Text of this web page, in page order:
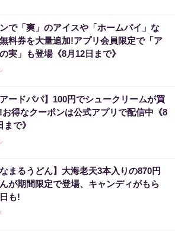
で「爽」のアイスや「ホームパイ」な
料券を大量追加!アプリ会員限定で「ア
実」も登場《8月12日まで》
アードパパ】100円でシュークリームが買
お得なクーポンは公式アプリで配信中《8
まで》
なまるうどん】大海老天3本入りの870円
が期間限定で登場、キャンディがもら
も!